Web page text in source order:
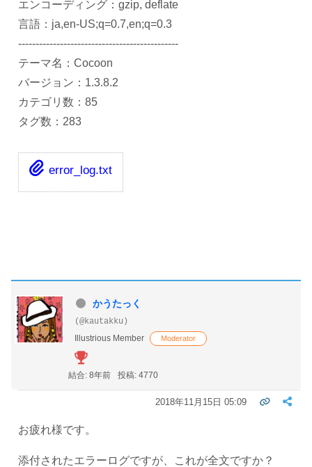
エンコーディング：gzip, deflate
言語：ja,en-US;q=0.7,en;q=0.3
----------------------------------------------
テーマ名：Cocoon
バージョン：1.3.8.2
カテゴリ数：85
タグ数：283
error_log.txt
かうたっく
(@kautakku)
Illustrious Member
Moderator
結合: 8年前 投稿: 4770
2018年11月15日 05:09
お疲れ様です。
添付されたエラーログですが、これが全文ですか？